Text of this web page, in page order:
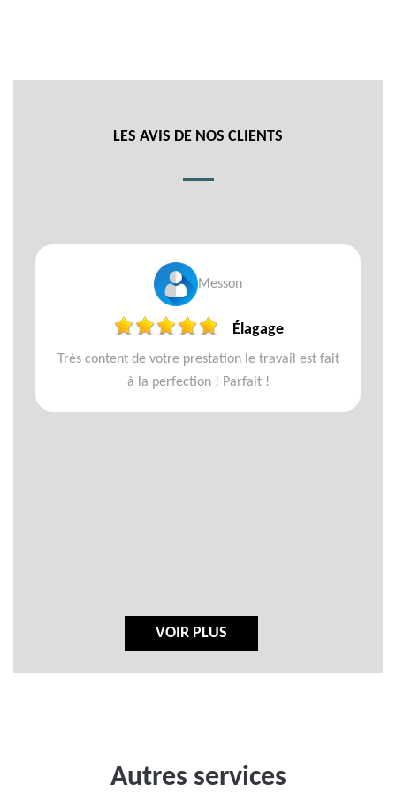
LES AVIS DE NOS CLIENTS
Messon
Élagage
Très content de votre prestation le travail est fait
à la perfection ! Parfait !
VOIR PLUS
Autres services